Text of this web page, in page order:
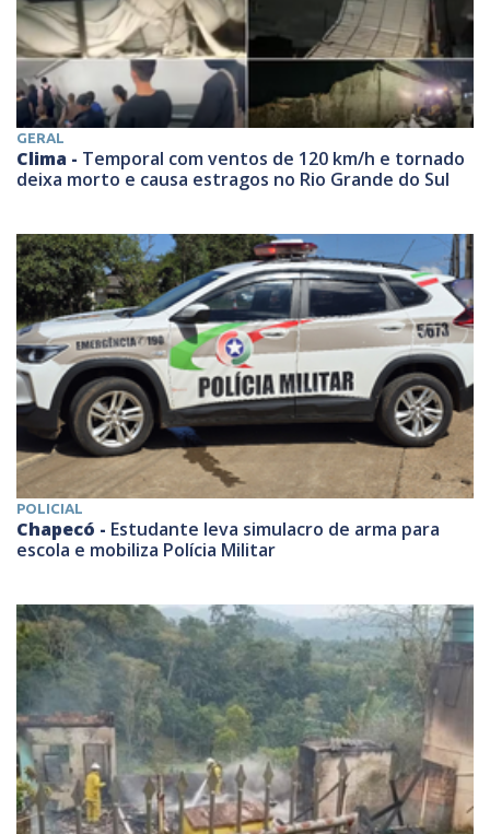
GERAL
Clima - Temporal com ventos de 120 km/h e tornado
deixa morto e causa estragos no Rio Grande do Sul
POLICIAL
Chapecó - Estudante leva simulacro de arma para
escola e mobiliza Polícia Militar